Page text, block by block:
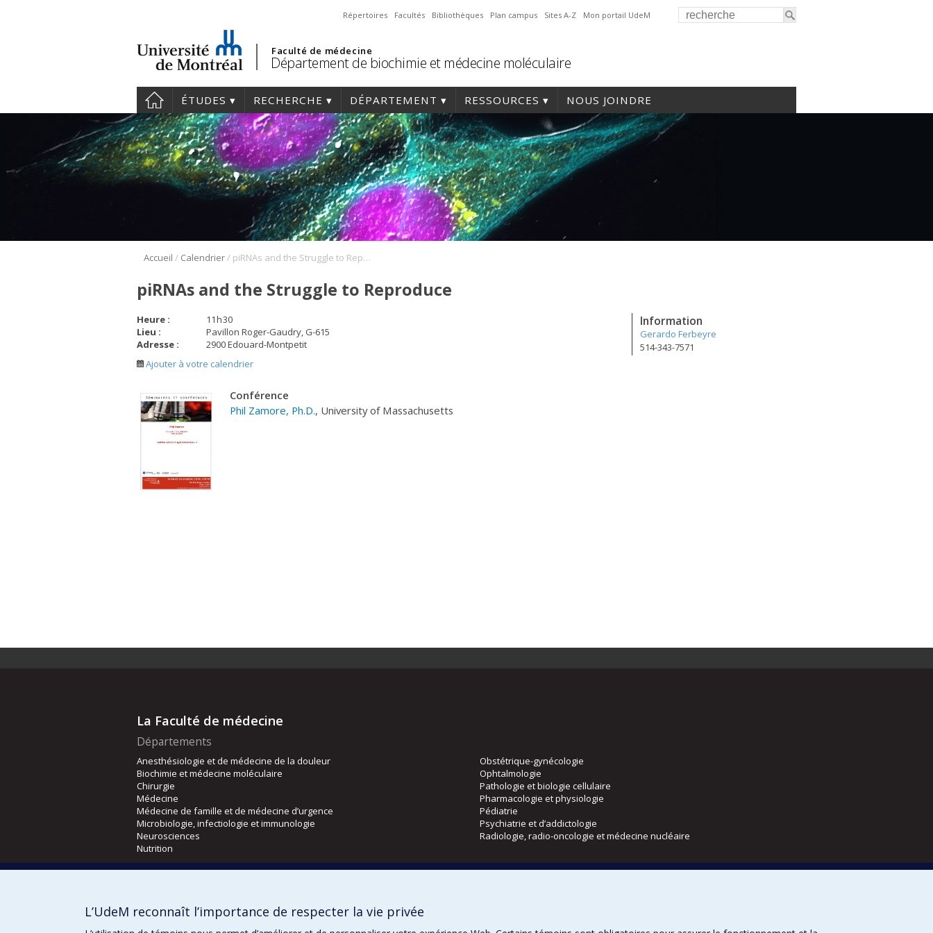
Répertoires Facultés Bibliothèques Plan campus Sites A-Z Mon portail UdeM
Faculté de médecine
Département de biochimie et médecine moléculaire
ÉTUDES RECHERCHE DÉPARTEMENT RESSOURCES NOUS JOINDRE
Accueil / Calendrier/ piRNAs and the Struggle to Reproduce
piRNAs and the Struggle to Reproduce
Heure : 11h30
Lieu :
Pavillon Roger-Gaudry, G-615
Adresse :
2900 Edouard-Montpetit
Ajouter à votre calendrier
Information
Gerardo Ferbeyre
514-343-7571
Conférence
Phil Zamore, Ph.D., University of Massachusetts
La Faculté de médecine
Départements
Anesthésiologie et de médecine de la douleur
Biochimie et médecine moléculaire
Chirurgie
Médecine
Médecine de famille et de médecine d’urgence
Microbiologie, infectiologie et immunologie
Neurosciences
Nutrition
Obstétrique-gynécologie
Ophtalmologie
Pathologie et biologie cellulaire
Pharmacologie et physiologie
Pédiatrie
Psychiatrie et d’addictologie
Radiologie, radio-oncologie et médecine nucléaire
Orthophonie et audiologie
L’UdeM reconnaît l’importance de respecter la vie privée